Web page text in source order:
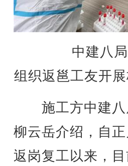
中建八局
组织返邕工友开
施工方中建八
柳云岳介绍，自
返岗复工以来，